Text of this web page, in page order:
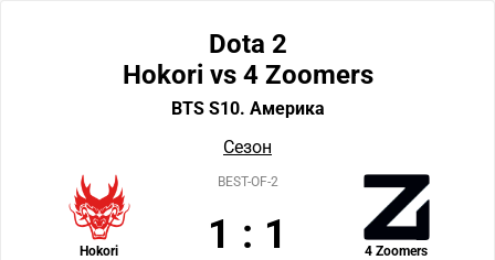
Dota 2
Hokori vs 4 Zoomers
BTS S10. Америка
Сезон
Hokori 4 Zoomers
BEST-OF-2
1 : 1